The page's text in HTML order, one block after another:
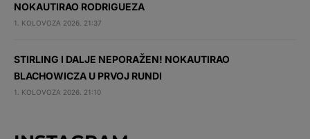
NOKAUTIRAO RODRIGUEZA
1. KOLOVOZA 2026. 21:37
STIRLING I DALJE NEPORAŽEN! NOKAUTIRAO
BLACHOWICZA U PRVOJ RUNDI
1. KOLOVOZA 2026. 21:10